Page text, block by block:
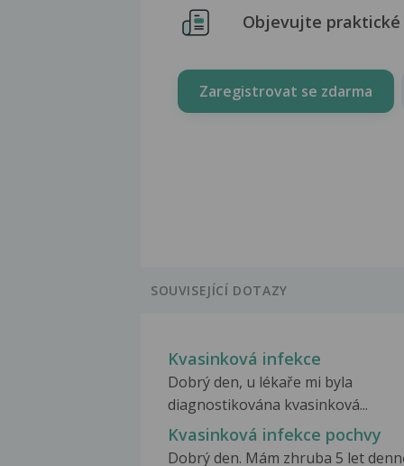
Objevujte
Zaregistrovat se zdarma
SOUVISEJÍCÍ DOTAZY
Kvasinková infekce
Dobrý den, u lékaře mi byla
diagnostikována kvasinková...
Kvasinková infekce pochvy
Dobrý den. Mám zhruba 5 let